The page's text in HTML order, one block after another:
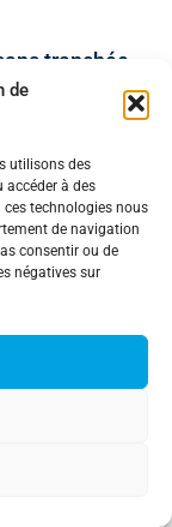
de
utilisons des
accéder à des
technologies nous
de navigation
consentir ou de
négatives sur
tranchée
de
le cadre d'un
de travaux
un projet
microtunnel